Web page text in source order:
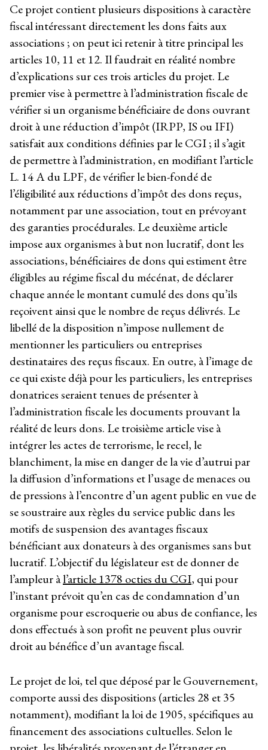
Ce projet contient plusieurs dispositions à caractère
fiscal intéressant directement les dons faits aux
associations ; on peut ici retenir à titre principal les
articles 10, 11 et 12. Il faudrait en réalité nombre
d’explications sur ces trois articles du projet. Le
premier vise à permettre à l’administration fiscale de
vérifier si un organisme bénéficiaire de dons ouvrant
droit à une réduction d’impôt (IRPP, IS ou IFI)
satisfait aux conditions définies par le CGI ; il s’agit
de permettre à l’administration, en modifiant l’article
L. 14 A du LPF, de vérifier le bien-fondé de
l’éligibilité aux réductions d’impôt des dons reçus,
notamment par une association, tout en prévoyant
des garanties procédurales. Le deuxième article
impose aux organismes à but non lucratif, dont les
associations, bénéficiaires de dons qui estiment être
éligibles au régime fiscal du mécénat, de déclarer
chaque année le montant cumulé des dons qu’ils
reçoivent ainsi que le nombre de reçus délivrés. Le
libellé de la disposition n’impose nullement de
mentionner les particuliers ou entreprises
destinataires des reçus fiscaux. En outre, à l’image de
ce qui existe déjà pour les particuliers, les entreprises
donatrices seraient tenues de présenter à
l’administration fiscale les documents prouvant la
réalité de leurs dons. Le troisième article vise à
intégrer les actes de terrorisme, le recel, le
blanchiment, la mise en danger de la vie d’autrui par
la diffusion d’informations et l’usage de menaces ou
de pressions à l’encontre d’un agent public en vue de
se soustraire aux règles du service public dans les
motifs de suspension des avantages fiscaux
bénéficiant aux donateurs à des organismes sans but
lucratif. L’objectif du législateur est de donner de
l’ampleur àl’article 1378 octies du CGI, qui pour
l’instant prévoit qu’en cas de condamnation d’un
organisme pour escroquerie ou abus de confiance, les
dons effectués à son profit ne peuvent plus ouvrir
droit au bénéfice d’un avantage fiscal.
Le projet de loi, tel que déposé par le Gouvernement,
comporte aussi des dispositions (articles 28 et 35
notamment), modifiant la loi de 1905, spécifiques au
financement des associations cultuelles. Selon le